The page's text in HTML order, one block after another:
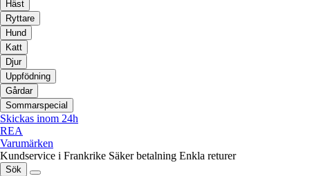
Häst
Ryttare
Hund
Katt
Djur
Uppfödning
Gårdar
Sommarspecial
Skickas inom 24h
REA
Varumärken
Kundservice i Frankrike Säker betalning Enkla returer
Sök